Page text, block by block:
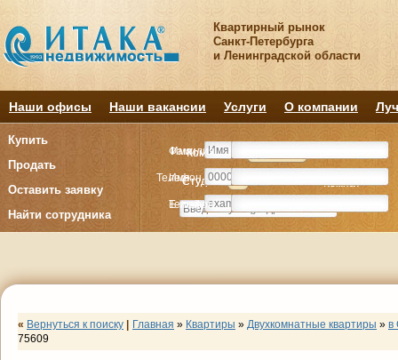
Квартирный рынок
Санкт-Петербурга
и Ленинградской области
Наши офисы Наши вакансии Услуги О компании
Купить
Продать
Оставить заявку
Найти сотрудника
Комнату
Студия Комнат
Комнату
Студия Комнат
Имя
Телефон
E-mail
Фамилия
Имя
Телефон
« Вернуться к поиску Главная » Квартиры » Двухкомнатные квартиры » в
75609